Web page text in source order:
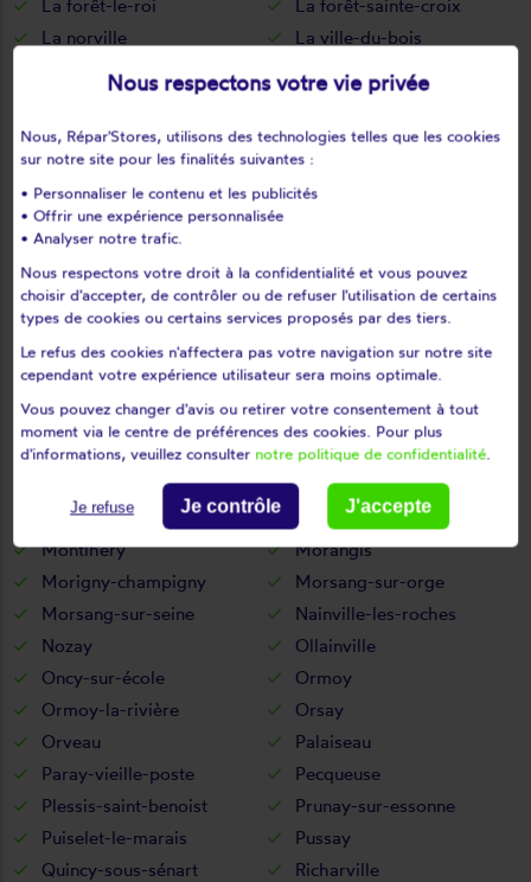
La forêt-le-roi
La forêt-sainte-croix
La norville
La ville-du-bois
Le coudray-montceaux
Le val-saint-germain
Les granges-le-roi
Les molières
Les ulis
Leudeville
Leuville-sur-orge
Limours
Limours en hurepoix
Longjumeau
Longpont-sur-orge
Maisse
Marcoussis
Marolles-en-beauce
Marolles-en-hurepoix
Massy
Méréville
Mérobert
Mespuits
Milly-la-forêt
Moigny-sur-école
Mondeville
Monnerville
Montgeron
Montlhéry
Morangis
Morigny-champigny
Morsang-sur-orge
Morsang-sur-seine
Nainville-les-roches
Nozay
Ollainville
Oncy-sur-école
Ormoy
Ormoy-la-rivière
Orsay
Orveau
Palaiseau
Paray-vieille-poste
Pecqueuse
Plessis-saint-benoist
Prunay-sur-essonne
Puiselet-le-marais
Pussay
Quincy-sous-sénart
Richarville
Nous respectons votre vie privée
Nous, Répar'Stores, utilisons des technologies telles que les cookies
sur notre site pour les finalités suivantes :
• Personnaliser le contenu et les publicités
• Offrir une expérience personnalisée
• Analyser notre trafic.
Nous respectons votre droit à la confidentialité et vous pouvez
choisir d'accepter, de contrôler ou de refuser l'utilisation de certains
types de cookies ou certains services proposés par des tiers.
Le refus des cookies n'affectera pas votre navigation sur notre site
cependant votre expérience utilisateur sera moins optimale.
Vous pouvez changer d'avis ou retirer votre consentement à tout
moment via le centre de préférences des cookies. Pour plus
d'informations, veuillez consulter notre politique de confidentialité.
Je refuse Je contrôle J'accepte